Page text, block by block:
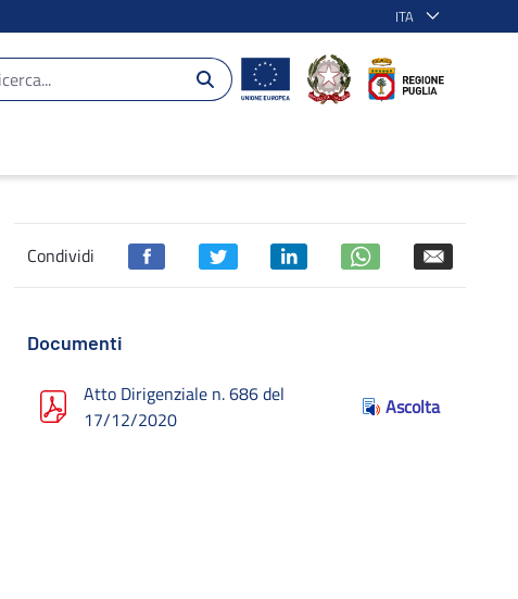
ITA
Condividi
Documenti
Atto Dirigenziale n. 686 del
17/12/2020
Ascolta